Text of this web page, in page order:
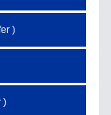
)
)